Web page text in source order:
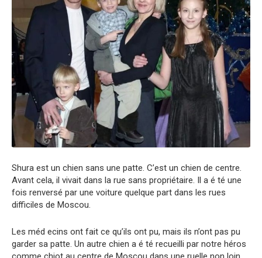
Shura est un chien sans une patte. C’est un chien de centre.
Avant cela, il vivait dans la rue sans propriétaire. Il a é té une
fois renversé par une voiture quelque part dans les rues
difficiles de Moscou.
Les méd ecins ont fait ce qu’ils ont pu, mais ils n’ont pas pu
garder sa patte. Un autre chien a é té recueilli par notre héros